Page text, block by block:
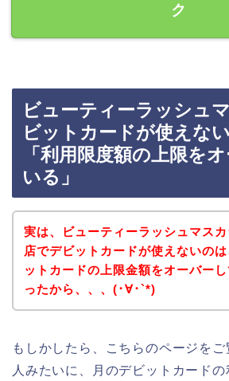
ク
ビューティーラッシュ
ビットカードが使えな
「利用限度額の上限を
いる」
実は、ビューティーラッシュマス
店でデビットカードが使えないの
ットカードの上限金額をオーバーし
ったから、、、(･∀･`*)
もしかしたら、こちらのページを
人みたいに、月のデビットカード